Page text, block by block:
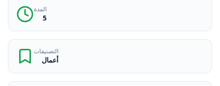
المدة
5
التصنيفات
أعمال